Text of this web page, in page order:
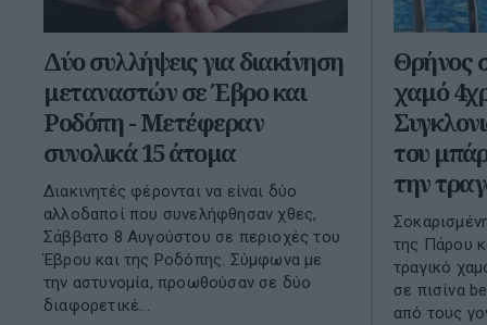
Δύο συλλήψεις για διακίνηση
μεταναστών σε Έβρο και
Ροδόπη - Μετέφεραν
συνολικά 15 άτομα
Διακινητές φέρονται να είναι δύο
αλλοδαποί που συνελήφθησαν χθες,
Σάββατο 8 Αυγούστου σε περιοχές του
Έβρου και της Ροδόπης. Σύμφωνα με
την αστυνομία, προωθούσαν σε δύο
διαφορετικέ...
Θρήνος
χαμό
του
την
της Πάρου
τραγικό
σε πισίνα
από τους